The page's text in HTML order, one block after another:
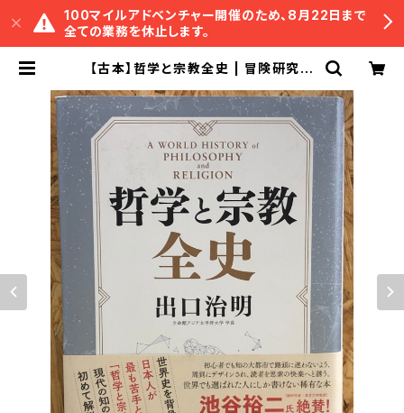
100マイルアドベンチャー開催のため、8月22日まで
全ての業務を休止します。
【古本】哲学と宗教全史 | 冒険研究所